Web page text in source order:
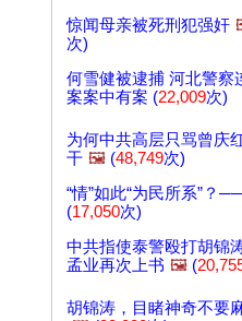
惊闻母亲被死刑犯强奸
次)
何雪健被逮捕 河北警察
案案中有案 (22,009次)
为何中共高层只骂曾庆
干 🖼️ (48,749次)
“情”如此“为民所系”？
(17,050次)
中共指使泰警殴打胡锦
孟业再次上书 🖼️ (
胡锦涛，目睹神奇不要